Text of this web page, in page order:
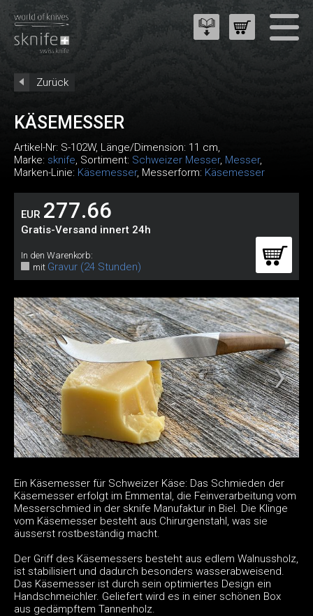
Zurück
KÄSEMESSER
Artikel-Nr: S-102W, Länge/Dimension: 11 cm,
Marke: sknife, Sortiment: Schweizer Messer, Messer,
Marken-Linie: Käsemesser, Messerform: Käsemesser
EUR 277.66
Gratis-Versand innert 24h
In den Warenkorb:
mit Gravur (24 Stunden)
Ein Käsemesser für Schweizer Käse: Das Schmieden der
Käsemesser erfolgt im Emmental, die Feinverarbeitung vom
Messerschmied in der sknife Manufaktur in Biel. Die Klinge
vom Käsemesser besteht aus Chirurgenstahl, was sie
äusserst rostbeständig macht.
Der Griff des Käsemessers besteht aus edlem Walnussholz,
ist stabilisiert und dadurch besonders wasserabweisend.
Das Käsemesser ist durch sein optimiertes Design ein
Handschmeichler. Geliefert wird es in einer schönen Box
aus gedämpftem Tannenholz.